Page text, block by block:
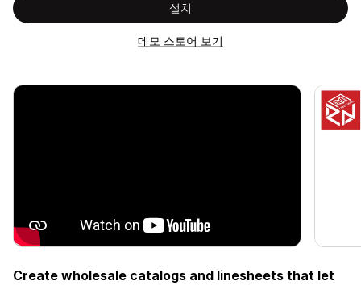
설치
데모 스토어 보기
Create wholesale catalogs and linesheets that let